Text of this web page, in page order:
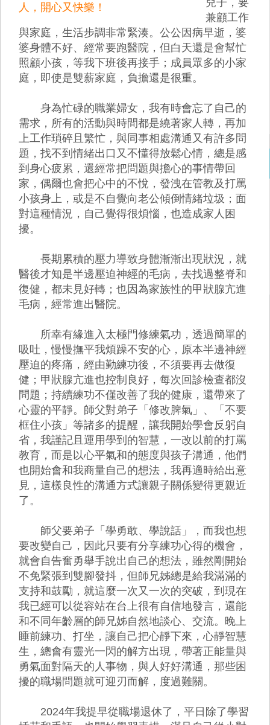
人，開心又快樂！
兼顧工作
與家庭，生活步調非常緊湊。公公因病早逝，婆
婆身體不好、經常要跑醫院，但白天還是會幫忙
照顧小孩，等我下班後再接手；成員眾多的小家
庭，即使是雙薪家庭，負擔還是很重。
身為忙碌的職業婦女，我有時會忘了自己的
需求，所有的活動與時間都是繞著家人轉，再加
上工作瑣碎且繁忙，與同事相處溝通又有許多問
題，找不到情緒出口又不懂得放鬆心情，總是感
到身心疲累，還經常把問題與擔心的事情帶回
家，偶爾也會把心中的不悅，發洩在管教及打罵
小孩身上，或是不自覺向老公傾倒情緒垃圾；面
對這種情況，自己覺得很煩惱，也造成家人困
擾。
長期累積的壓力導致身體漸漸出現狀況，就
醫後才知是半邊壓迫神經的毛病，去找過整脊和
復健，都未見好轉；也因為家族性的甲狀腺亢進
毛病，經常進出醫院。
所幸有緣進入太極門修練氣功，透過簡單的
吸吐，慢慢撫平我煩躁不安的心，原本半邊神經
壓迫的疼痛，經由勤練功後，不須要再去做復
健；甲狀腺亢進也控制良好，每次回診檢查都沒
問題；持續練功不僅改善了我的健康，還帶來了
心靈的平靜。師父對弟子「修改脾氣」、「不要
框住小孩」等諸多的提醒，讓我開始學會反躬自
省，我謹記且運用學到的智慧，一改以前的打罵
教育，而是以心平氣和的態度與孩子溝通，他們
也開始會和我商量自己的想法，我再適時給出意
見，這樣良性的溝通方式讓親子關係變得更親近
了。
師父要弟子「學勇敢、學說話」，而我也想
要改變自己，因此只要有分享練功心得的機會，
就會自告奮勇舉手說出自己的想法，雖然剛開始
不免緊張到雙腳發抖，但師兄姊總是給我滿滿的
支持和鼓勵，就這麼一次又一次的突破，到現在
我已經可以從容站在台上很有自信地發言，還能
和不同年齡層的師兄姊自然地談心、交流。晚上
睡前練功、打坐，讓自己把心靜下來，心靜智慧
生，總會有靈光一閃的解方出現，帶著正能量與
勇氣面對隔天的人事物，與人好好溝通，那些困
擾的職場問題就可迎刃而解，度過難關。
2024年我提早從職場退休了，平日除了學習